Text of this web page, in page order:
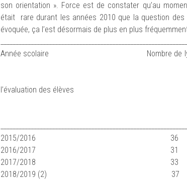
son orientation ». Force est de constater qu’au
était rare durant les années 2010 que la question
évoquée, ça l’est désormais de plus en plus
Année scolaire Nombre de
ou
l’évaluation des élèves
2015/
2016/
2017/
2018/2019